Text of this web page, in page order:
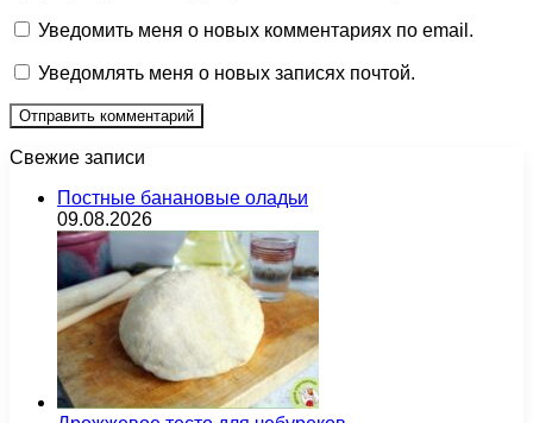
Уведомить меня о новых комментариях по email.
Уведомлять меня о новых записях почтой.
Свежие записи
Постные банановые оладьи
09.08.2026